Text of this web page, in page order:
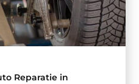
Reparatie in